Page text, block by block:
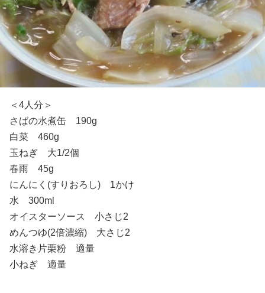
＜4人分＞
さばの水煮缶 190g
白菜 460g
玉ねぎ 大1/2個
春雨 45g
にんにく(すりおろし) 1かけ
水 300ml
オイスターソース 小さじ2
めんつゆ(2倍濃縮) 大さじ2
水溶き片栗粉 適量
小ねぎ 適量